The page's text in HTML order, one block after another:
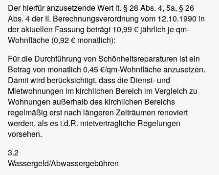
Der hierfür anzusetzende Wert lt. § 28 Abs. 4, 5a, § 26
Abs. 4 der II. Berechnungsverordnung vom 12.10.1990 in
der aktuellen Fassung beträgt 10,99 € jährlich je qm-
Wohnfläche (0,92 € monatlich):
Für die Durchführung von Schönheitsreparaturen ist ein
Betrag von monatlich 0,45 €/qm-Wohnfläche anzusetzen.
Damit wird berücksichtigt, dass die Dienst- und
Mietwohnungen im kirchlichen Bereich im Vergleich zu
Wohnungen außerhalb des kirchlichen Bereichs
regelmäßig erst nach längeren Zeiträumen renoviert
werden, als es i.d.R. mietvertragliche Regelungen
vorsehen.
3.2
Wassergeld/Abwassergebühren